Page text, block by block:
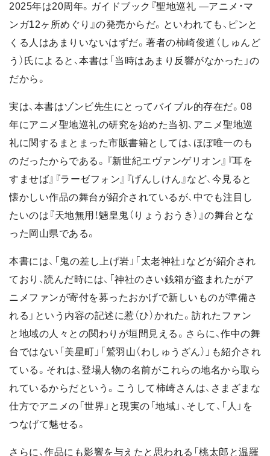
2025年は20周年。ガイドブック『聖地巡礼 ―アニメ・マ
ンガ12ヶ所めぐり』の発売からだ。といわれても、ピンと
くる人はあまりいないはずだ。著者の柿崎俊道（しゅんど
う）氏によると、本書は「当時はあまり反響がなかった」の
だから。
実は、本書はゾンビ先生にとってバイブル的存在だ。08
年にアニメ聖地巡礼の研究を始めた当初、アニメ聖地巡
礼に関するまとまった市販書籍としては、ほぼ唯一のも
のだったからである。『新世紀エヴァンゲリオン』『耳を
すませば』『ラーゼフォン』『げんしけん』など、今見ると
懐かしい作品の舞台が紹介されているが、中でも注目し
たいのは『天地無用！魎皇鬼（りょうおうき）』の舞台とな
った岡山県である。
本書には、「鬼の差し上げ岩」「太老神社」などが紹介され
ており、読んだ時には、「神社のさい銭箱が盗まれたがア
ニメファンが寄付を募ったおかげで新しいものが準備さ
れる」という内容の記述に惹（ひ）かれた。訪れたファン
と地域の人々との関わりが垣間見える。さらに、作中の舞
台ではない「美星町」「鷲羽山（わしゅうざん）」も紹介され
ている。それは、登場人物の名前がこれらの地名から取ら
れているからだという。こうして柿崎さんは、さまざまな
仕方でアニメの「世界」と現実の「地域」、そして、「人」を
つなげて魅せる。
さらに、作品にも影響を与えたと思われる「桃太郎と温羅